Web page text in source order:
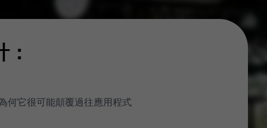
何它很可能顛覆過往應用程式